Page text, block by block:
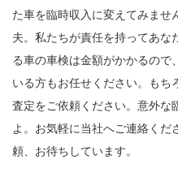
た車を臨時収入に変えてみませ
夫。私たちが責任を持ってあな
る車の車検は金額がかかるので
いる方もお任せください。もち
査定をご依頼ください。意外な
よ。お気軽に当社へご連絡くだ
頼、お待ちしています。